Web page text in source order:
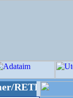
designba!